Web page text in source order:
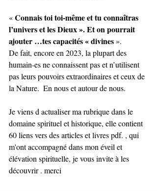
« Connais toi toi-même et tu connaîtras
l’univers et les Dieux ». Et on pourrait
ajouter …tes capacités « divines ».
De fait, encore en 2023, la plupart des
humain-es ne connaissent pas et n’utilisent
pas leurs pouvoirs extraordinaires et ceux de
la Nature.  En nous et autour de nous.
Je viens d actualiser ma rubrique dans le
domaine spirituel et historique, elle contient
60 liens vers des articles et livres pdf. , qui
m'ont accompagné dans mon éveil et
élévation spirituelle, je vous invite à les
découvrir . merci